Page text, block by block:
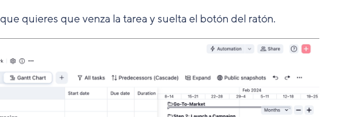
quieres que venza la tarea y suelta el botón del ratón.